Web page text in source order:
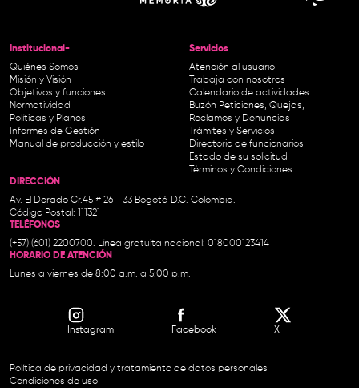
Institucional-
Quiénes Somos
Misión y Visión
Objetivos y funciones
Normatividad
Políticas y Planes
Informes de Gestión
Manual de producción y estilo
Servicios
Atención al usuario
Trabaja con nosotros
Calendario de actividades
Buzón Peticiones, Quejas,
Reclamos y Denuncias
Trámites y Servicios
Directorio de funcionarios
Estado de su solicitud
Términos y Condiciones
DIRECCIÓN
Av. El Dorado Cr.45 # 26 - 33 Bogotá D.C. Colombia.
Código Postal: 111321
TELÉFONOS
(+57) (601) 2200700. Línea gratuita nacional: 018000123414
HORARIO DE ATENCIÓN
Lunes a viernes de 8:00 a.m. a 5:00 p.m.
Instagram Facebook X
Política de privacidad y tratamiento de datos personales
Condiciones de uso